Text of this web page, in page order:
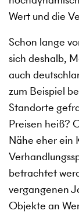
Wert und die
Schon lange
sich deshalb,
auch
zum Beispiel
Standorte
Preisen heiß?
Nähe eher ein
betrachtet
vergangenen
Objekte an